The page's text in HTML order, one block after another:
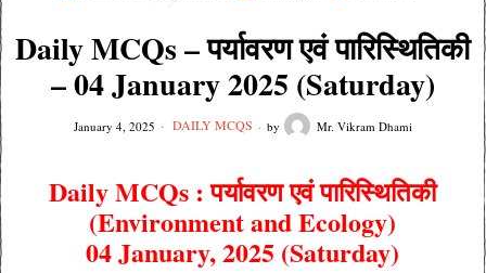
Daily MCQs – पर्यावरण एवं पारिस्थितिकी
– 04 January 2025 (Saturday)
January 4, 2025 DAILY MCQS by Mr. Vikram Dhami
Daily MCQs : पर्यावरण एवं पारिस्थितिकी
(EnvironmentandEcology)
04 January, 2025 (Saturday)